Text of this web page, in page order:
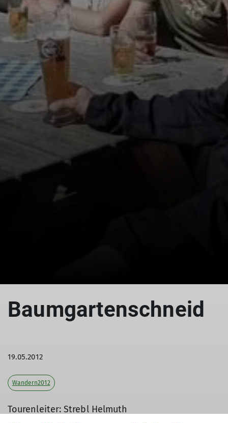
Baumgartenschneid
19.05.2012
Wandern2012
Tourenleiter: Strebl Helmuth
© Baumgartenschneid